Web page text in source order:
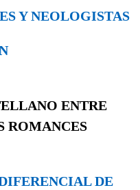
Y NEOLOGISTAS
ENTRE
ROMANCES
DE